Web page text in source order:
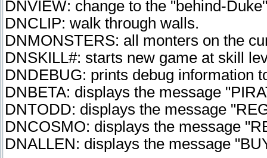
DNVIEW: change to the "behind-
DNCLIP: walk through walls.
DNMONSTERS: all monters on the
DNSKILL#: starts new game at skill
DNDEBUG: prints debug information
DNBETA: displays the message
DNTODD: displays the message
DNCOSMO: displays the message
DNALLEN: displays the message